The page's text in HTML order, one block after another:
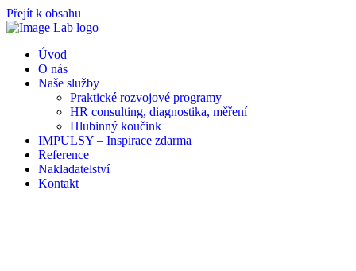
Přejít k obsahu
Úvod
O nás
Naše služby
Praktické rozvojové programy
HR consulting, diagnostika, měření
Hlubinný koučink
IMPULSY – Inspirace zdarma
Reference
Nakladatelství
Kontakt